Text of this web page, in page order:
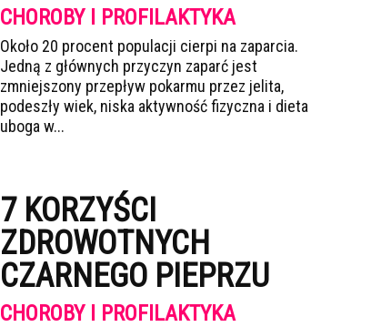
CHOROBY I PROFILAKTYKA
Około 20 procent populacji cierpi na zaparcia.
Jedną z głównych przyczyn zaparć jest
zmniejszony przepływ pokarmu przez jelita,
podeszły wiek, niska aktywność fizyczna i dieta
uboga w...
7 KORZYŚCI
ZDROWOTNYCH
CZARNEGO PIEPRZU
CHOROBY I PROFILAKTYKA